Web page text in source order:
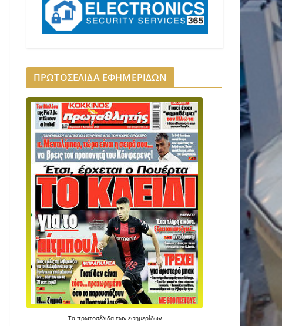
ΠΡΩΤΟΣΕΛΙΔΑ ΕΦΗΜΕΡΙΔΩΝ
Τα πρωτοσέλιδα των εφημερίδων